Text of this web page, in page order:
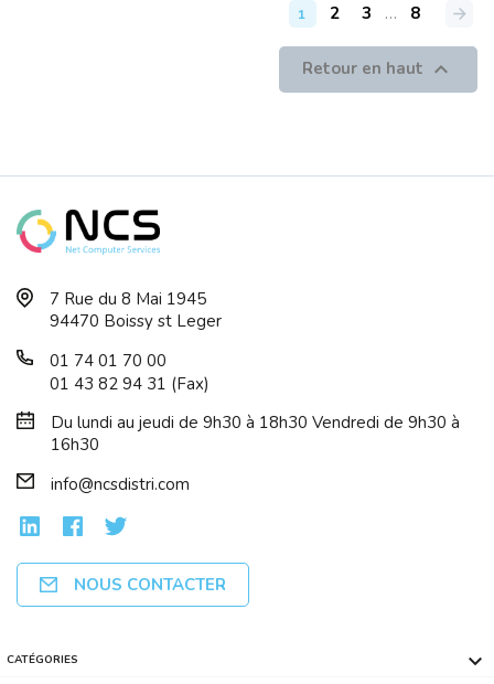
1 2 3 … 8
Retour en haut 
7 Rue du 8 Mai 1945
94470 Boissy st Leger
01 74 01 70 00
01 43 82 94 31 (Fax)
Du lundi au jeudi de 9h30 à 18h30 Vendredi de 9h30 à
16h30
info@ncsdistri.com
NOUS CONTACTER
CATÉGORIES 